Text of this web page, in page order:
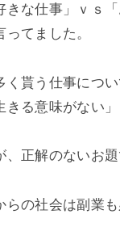
きな仕事」ｖｓ
てました。
く貰う仕事につ
きる意味がない
、正解のないお題
らの社会は副業